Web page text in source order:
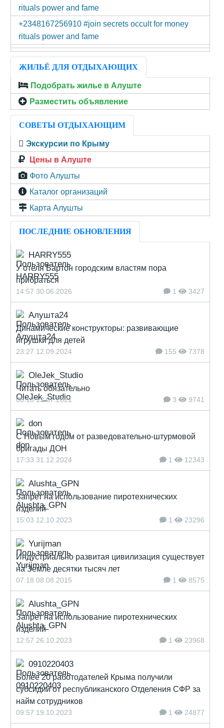
rituals power and fame
+2348167256910 #join secrets occult for money
rituals power and fame
ЖИЛЬЁ ДЛЯ ОТДЫХАЮЩИХ
Подобрать жилье в Алуште
Разместить объявление
СОВЕТЫ ОТДЫХАЮЩИМ
Экскурсии по Крыму
Цены в Алуште
Фото Алушты
Каталог организаций
Карта Алушты
ПОСЛЕДНИЕ ОБНОВЛЕНИЯ
HARRY555
У отеля Бартон городским властям пора
прибраться
14:57 30.06.2026 1 3427
Алушта24
Динамические конструкторы: развивающие
игрушки для детей
23:27 12.09.2024 155 7378
OleJek_Studio
Читать обязательно
08:18 12.07.2021 3 9741
don
С Новым годом от разведовательно-штурмовой
бригады ДОН
17:33 31.12.2024 1 12343
Alushta_GPN
Запрет на использование пиротехнических
изделий
15:03 12.10.2023 1 23296
Yurijman
Индустриально развитая цивилизация существует
на Земле десятки тысяч лет
07:18 08.08.2015 1 8575
Alushta_GPN
Запрет на использование пиротехнических
изделий
12:57 26.10.2023 1 23968
0910220403
Более 20 работодателей Крыма получили
субсидии от республиканского Отделения СФР за
найм сотрудников
09:57 19.10.2023 1 24877